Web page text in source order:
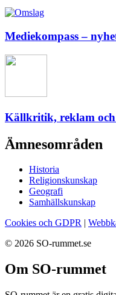
Mediekompass –
Källkritik, reklam och
Ämnesområden
Historia
Religionskunskap
Geografi
Samhällskunskap
Cookies och GDPR |
© 2026 SO-rummet.se
Om SO-rummet